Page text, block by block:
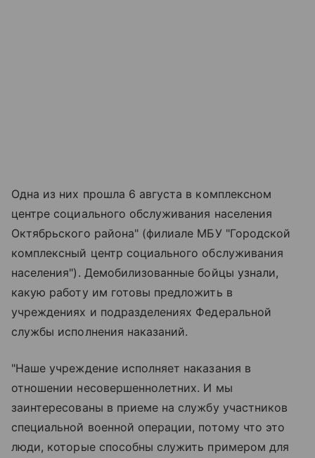
Одна из них прошла 6 августа в комплексном
центре социального обслуживания населения
Октябрьского района" (филиале МБУ "Городской
комплексный центр социального обслуживания
населения"). Демобилизованные бойцы узнали,
какую работу им готовы предложить в
учреждениях и подразделениях Федеральной
службы исполнения наказаний.
"Наше учреждение исполняет наказания в
отношении несовершеннолетних. И мы
заинтересованы в приеме на службу участников
специальной военной операции, потому что это
люди, которые способны служить примером для